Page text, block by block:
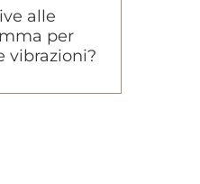
alle
per
vibrazioni?